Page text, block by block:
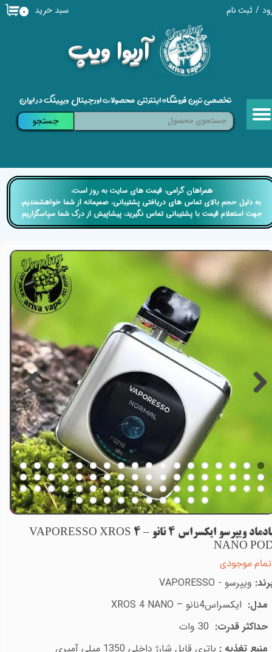
/ ثبت نام
حساب کاربری من
خروج از حساب کاربری
​آریوا ویپ
۰ سبد خرید
تخصصی ترین فروشگاه اینترنتی محصولات اورجینال ویپینگ در ایران
جستجو
پادماد ویپرسو ایکسراس 4 نانو – VAPORESSO XROS 4
NANO
موجودی
ویپرسو -
VAPORESSO
مدل: ایکسراس4نانو –
XROS 4 NANO
حداکثر قدرت:
منبع تغذیه : باتری قابل شارژ داخلی 1350 میلی آمپری
​​همراهان گرامی، قیمت های سایت به روز است،
​​​​​​​ به دلیل حجم بالای تماس های دریافتی پشتیبانی، صمیمانه از شما خواهشمندیم،
جهت استعلام قیمت با پشتیبانی تماس نگیرید، پیشاپیش از درک شما سپاسگزاریم